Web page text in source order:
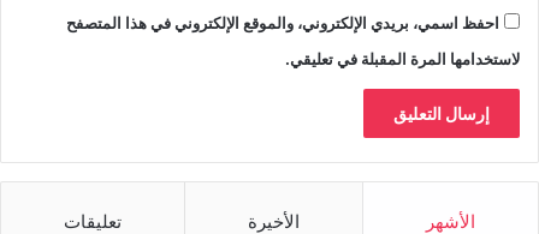
احفظ اسمي، بريدي الإلكتروني، والموقع الإلكتروني في هذا المتصفح
لاستخدامها المرة المقبلة في تعليقي.
الأشهر الأخيرة تعليقات